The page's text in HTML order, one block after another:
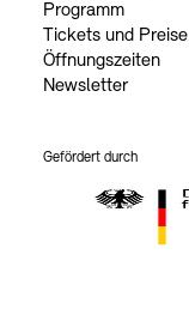
Programm
Tickets und Preise
Öffnungszeiten
Newsletter
Gefördert durch